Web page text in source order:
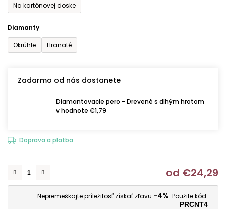
Na kartónovej doske
Diamanty
Okrúhle
Hranaté
Zadarmo od nás dostanete
Diamantovacie pero - Drevené s dlhým hrotom
v hodnote €1,79
Doprava a platba
od €24,29
Nepremeškajte príležitosť získať zľavu -4%. Použite kód:
PRCNT4